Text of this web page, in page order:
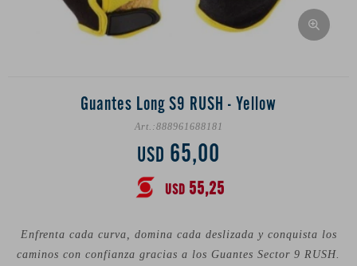
Guantes Long S9 RUSH - Yellow
888961688181
USD 65,00
USD 55,25
Enfrenta cada curva, domina cada deslizada y conquista los
caminos con confianza gracias a los Guantes Sector 9 RUSH.